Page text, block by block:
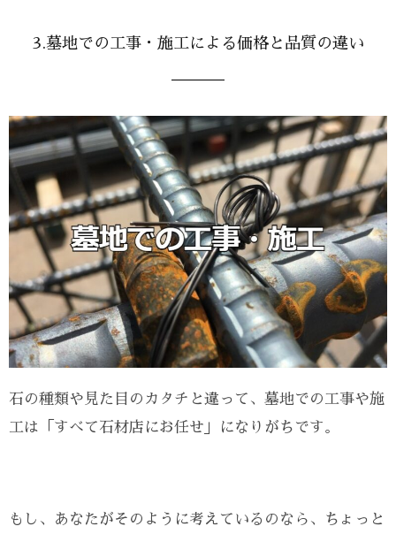
3.墓地での工事・施工による価格と品質の違い
石の種類や見た目のカタチと違って、墓地での工事や施
工は「すべて石材店にお任せ」になりがちです。
もし、あなたがそのように考えているのなら、ちょっと